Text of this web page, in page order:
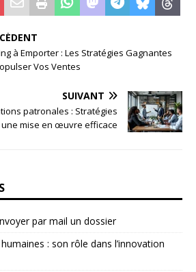
à Emporter : Les Stratégies Gagnantes
Vos Ventes
SUIVANT
patronales : Stratégies
mise en œuvre efficace
par mail un dossier
: son rôle dans l’innovation